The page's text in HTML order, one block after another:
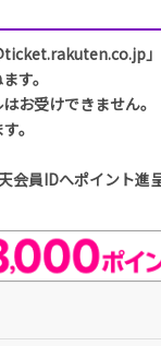
す。
お受けできません。
。
員IDへポイント進